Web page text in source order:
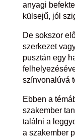
anyagi
külsejű, jól
De sokszor
szerkezet
pusztán egy
színvonalúvá
Ebben a
szakember
találni a
a szakember